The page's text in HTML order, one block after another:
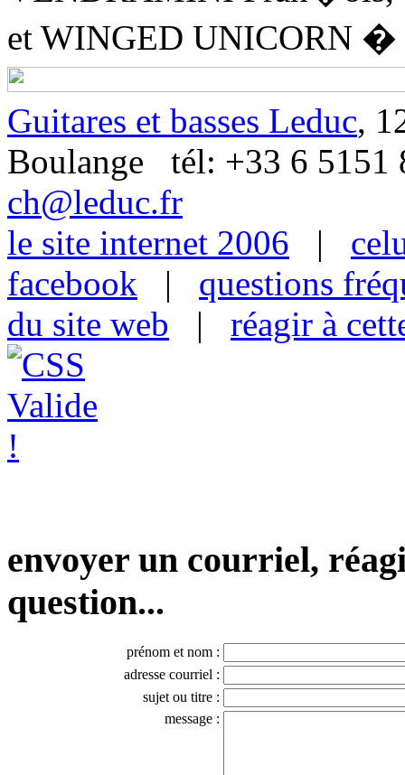
et WINGED UNICORN �
Guitares et basses Leduc,
Boulange tél: +33 6
ch@leduc.fr
le site internet 2006 |
facebook | questions
du site web | réagir à
envoyer un courriel,
question...
prénom et nom :
adresse courriel :
sujet ou titre :
message :